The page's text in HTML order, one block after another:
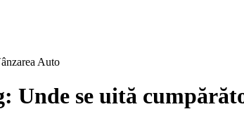
Auto
Unde se uită